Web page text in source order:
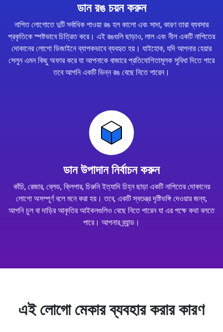
ডান রঙ চয়ন করুন
নাপিত লোগোতে দুটি সর্বাধিক পাওয়া রঙ হল কালো এবং সাদা, কারণ তারা ব্যবসার
প্রকৃতিকে স্পষ্টভাবে চিত্রিত করে। এই রঙগুলি ছাড়াও, লাল এবং নীল একটি নাপিতের
দোকানের লোগো ডিজাইনে ব্যাপকভাবে ব্যবহৃত হয়। যাইহোক, যদি আপনার হেয়ার
সেলুন এমন কিছু অফার করে যা আপনাকে বাজারে প্রতিযোগিতামূলক সুবিধা দিতে পারে
তবে আপনি একটি ভিন্ন রঙ বেছে নিতে পারেন।
ডান উপাদান নির্বাচন করুন
কাঁচি, রেজার, ব্লেড, ক্লিপার, চিরুনি ইত্যাদি চিহ্ন ছাড়া একটি নাপিতের দোকানের
লোগো অসম্পূর্ণ বলে মনে করা হয়। তবে, একটি স্বতন্ত্র দৃষ্টিভঙ্গি দেওয়ার জন্য,
আপনি চুল বা দাড়ির আকৃতির আইকনগুলিও বেছে নিতে পারেন যা এর পক্ষে কথা বলতে
পারে। আপনার ব্র্যান্ড।
এই লোগো মেকার ব্যবহার করার কারণ